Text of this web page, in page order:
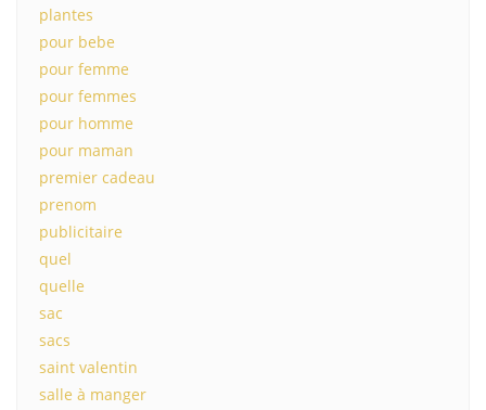
plantes
pour bebe
pour femme
pour femmes
pour homme
pour maman
premier cadeau
prenom
publicitaire
quel
quelle
sac
sacs
saint valentin
salle à manger